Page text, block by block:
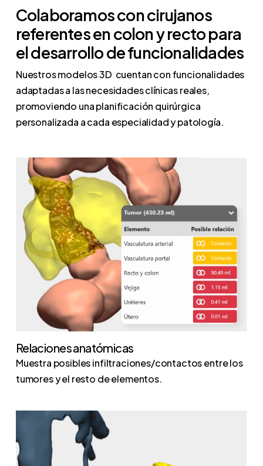
Colaboramosconcirujanos
referentesencolonyrectopara
eldesarrollodefuncionalidades
Nuestros modelos 3D cuentan con funcionalidades
adaptadas a las necesidades clínicas reales,
promoviendo una planificación quirúrgica
personalizada a cada especialidad y patología.
Relaciones anatómicas
Muestra posibles infiltraciones/contactos entre los
tumores y el resto de elementos.